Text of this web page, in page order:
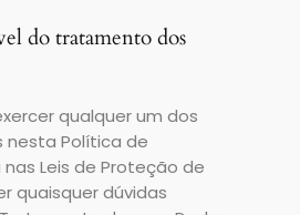
do tratamento dos
qualquer um dos
nesta Política de
Leis de Proteção de
quaisquer dúvidas